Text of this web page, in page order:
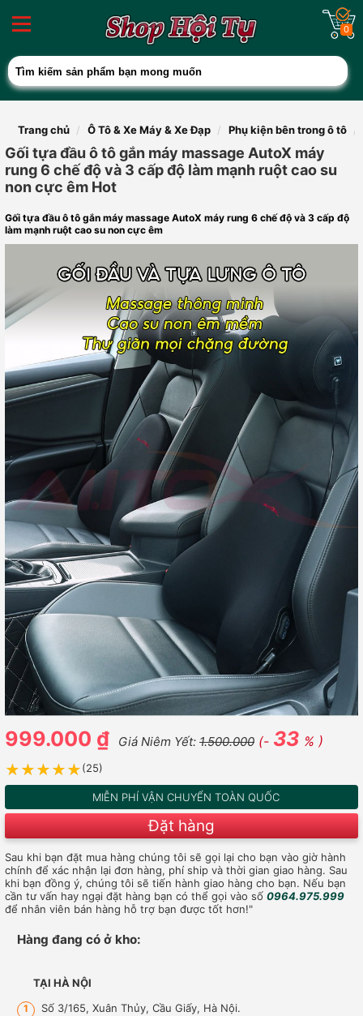
0
Trang chủ Ô Tô & Xe Máy & Xe Đạp Phụ kiện bên trong ô tô
Gối tựa đầu ô tô gắn máy massage AutoX máy
rung 6 chế độ và 3 cấp độ làm mạnh ruột cao su
non cực êm Hot
Gối tựa đầu ô tô gắn máy massage AutoX máy rung 6 chế độ và 3 cấp độ
làm mạnh ruột cao su non cực êm
999.000 ₫ Giá Niêm Yết: 1.500.000 (- 33 % )
★★★★★
★★★★★(25)
MIỄN PHÍ VẬN CHUYỂN TOÀN QUỐC
Đặt hàng
Sau khi bạn đặt mua hàng chúng tôi sẽ gọi lại cho bạn vào giờ hành
chính để xác nhận lại đơn hàng, phí ship và thời gian giao hàng. Sau
khi bạn đồng ý, chúng tôi sẽ tiến hành giao hàng cho bạn. Nếu bạn
cần tư vấn hay ngại đặt hàng bạn có thể gọi vào số 0964.975.999
để nhân viên bán hàng hỗ trợ bạn được tốt hơn!"
Hàng đang có ở kho:
TẠI HÀ NỘI
1 Số 3/165, Xuân Thủy, Cầu Giấy, Hà Nội.